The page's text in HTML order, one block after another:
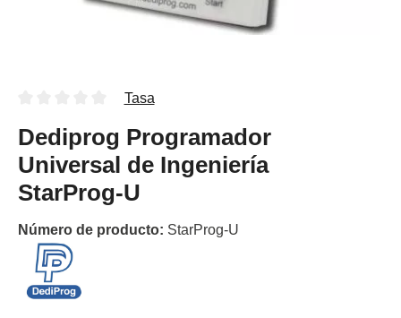
Tasa
Dediprog Programador
Universal de Ingeniería
StarProg-U
Número de producto: StarProg-U